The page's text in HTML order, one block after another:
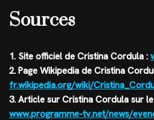
Sources
1. Site officiel de Cristina Cordula :
2. Page Wikipedia de Cristina
fr.wikipedia.org/wiki/
3. Article sur Cristina Cordula sur
www.programme-tv.net/news/